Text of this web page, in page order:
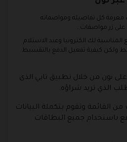
كل تفاصيله ومواصفاته
زر مواصفات .
لك الكترونيا وعند الاستلام
ولكن كيفية تفعيل الدفع بالتقسيط
نون من خلال تطبيق تابي الذى
الذي تريد شراؤه.
وتقوم بتكملة البيانات
باستخدام جميع البطاقات